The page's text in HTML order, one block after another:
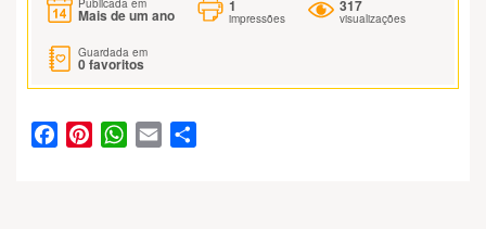
Publicada em
Mais de um ano
1
impressões
317
visualizações
Guardada em
0favoritos
FacebookPinterestWhatsApp
Email